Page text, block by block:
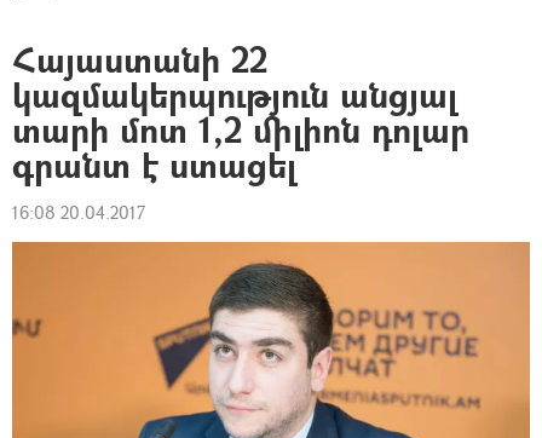
Հայաստանի 22
կազմակերպություն անցյալ
տարի մոտ 1,2 միլիոն դոլար
գրանտ է ստացել
16:08 20.04.2017